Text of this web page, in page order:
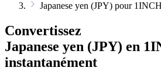
Japanese yen (JPY) pour
Convertissez
Japanese yen (JPY) en
instantanément